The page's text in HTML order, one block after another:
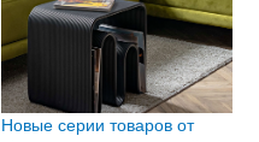
Новые серии товаров от